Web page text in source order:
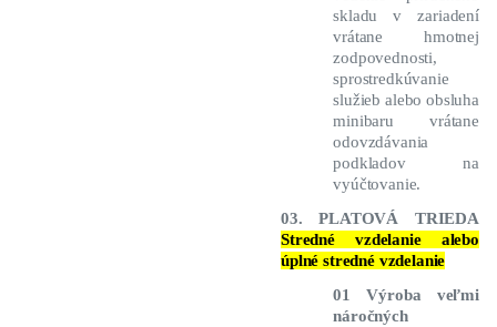
skladu v zariadení
vrátane hmotnej
zodpovednosti,
sprostredkúvanie
služieb alebo obsluha
minibaru vrátane
odovzdávania
podkladov na
vyúčtovanie.
03. PLATOVÁ TRIEDA
Stredné vzdelanie alebo
úplné stredné vzdelanie
01 Výroba veľmi
náročných